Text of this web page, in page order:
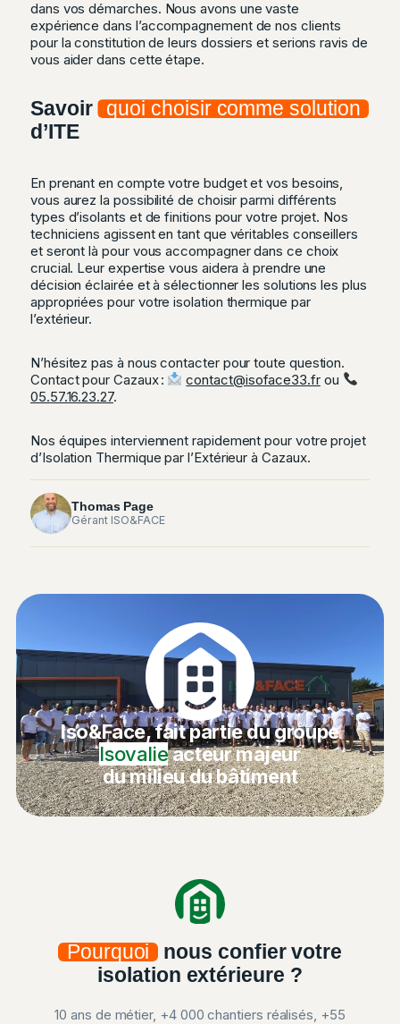
Thomas Page
Gérant ISO&FACE
dans vos démarches. Nous avons une vaste
expérience dans l’accompagnement de nos clients
pour la constitution de leurs dossiers et serions ravis de
vous aider dans cette étape.
Savoir quoi choisir comme solution
d’ITE
En prenant en compte votre budget et vos besoins,
vous aurez la possibilité de choisir parmi différents
types d’isolants et de finitions pour votre projet. Nos
techniciens agissent en tant que véritables conseillers
et seront là pour vous accompagner dans ce choix
crucial. Leur expertise vous aidera à prendre une
décision éclairée et à sélectionner les solutions les plus
appropriées pour votre isolation thermique par
l’extérieur.
N’hésitez pas à nous contacter pour toute question.
Contact pour Cazaux :
contact@isoface33.fr ou
05.57.16.23.27.
Nos équipes interviennent rapidement pour votre projet
d’Isolation Thermique par l’Extérieur à Cazaux.
Iso&Face, fait partie du groupe
Isovalieacteur majeur
du milieu du bâtiment
Pourquoi
nous confier votre
isolation extérieure ?
10 ans de métier, +4 000 chantiers réalisés, +55